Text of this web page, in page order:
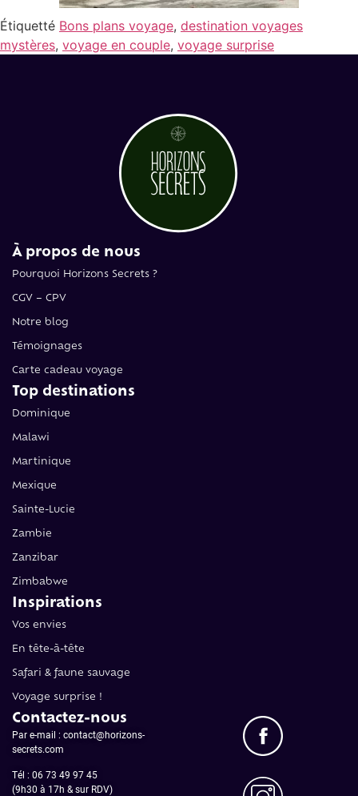
Étiquetté Bons plans voyage, destination voyages
mystères, voyage en couple, voyage surprise
À propos de nous
Pourquoi Horizons Secrets ?
CGV – CPV
Notre blog
Témoignages
Carte cadeau voyage
Top destinations
Dominique
Malawi
Martinique
Mexique
Sainte-Lucie
Zambie
Zanzibar
Zimbabwe
Inspirations
Vos envies
En tête-à-tête
Safari & faune sauvage
Voyage surprise !
Contactez-nous
Par e-mail : contact@horizons-
secrets.com
Tél : 06 73 49 97 45
(9h30 à 17h & sur RDV)